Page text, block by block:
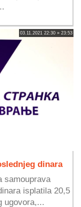
03.11.2021 22:30 » 23:53
dinara
samouprava
isplatila 20,5
ugovora,...